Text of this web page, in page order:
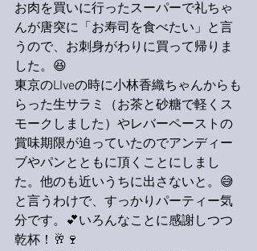
お肉を買いに行ったスーパーで礼ちゃ
んが唐突に「お寿司を食べたい」と言
うので、お刺身がわりに買って帰りま
した。😆
東京のLIveの時に小林香織ちゃんからも
らった生サラミ（お茶と砂糖で軽くス
モークしました）やレバーペーストの
賞味期限が迫っていたのでアンディー
ブやパンとともに頂くことにしまし
た。他のも近いうちに出さないと。😅
と言うわけで、すっかりパーティー気
分です。💕いろんなことに感謝しつつ
乾杯！🥂🍷